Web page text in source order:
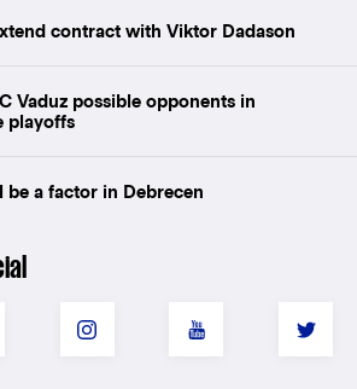
contract with Viktor Dadason
Vaduz possible opponents in
playoffs
be a factor in Debrecen